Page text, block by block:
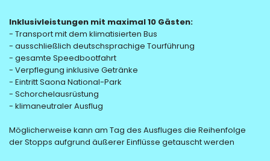
Inklusivleistungen mit maximal 10 Gästen:
- Transport mit dem klimatisierten Bus
- ausschließlich deutschsprachige Tourführung
- gesamte Speedbootfahrt
- Verpflegung inklusive Getränke
- Eintritt Saona National-Park
- Schorchelausrüstung
- klimaneutraler Ausflug
Möglicherweise kann am Tag des Ausfluges die Reihenfolge
der Stopps aufgrund äußerer Einflüsse getauscht werden